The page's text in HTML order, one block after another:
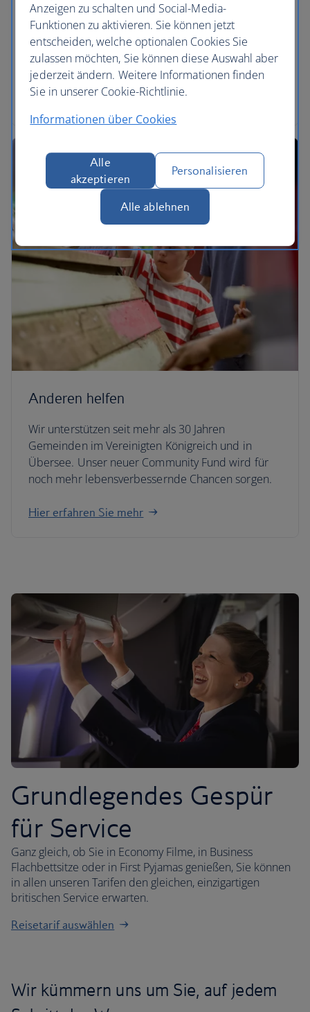
Nachhaltigkeit ist für uns ebenso wichtig wie für
Sie. Deshalb reduzieren wir Emissionen und Abfall,
investieren in Alternativen und ermöglichen Ihnen,
uns auf unserem Weg zu begleiten.
Anderen helfen
Wir unterstützen seit mehr als 30 Jahren
Gemeinden im Vereinigten Königreich und in
Übersee. Unser neuer Community Fund wird für
noch mehr lebensverbessernde Chancen sorgen.
Hier erfahren Sie mehr
Grundlegendes Gespür
für Service
Ganz gleich, ob Sie in Economy Filme, in Business
Flachbettsitze oder in First Pyjamas genießen, Sie können
in allen unseren Tarifen den gleichen, einzigartigen
britischen Service erwarten.
Reisetarif auswählen
Wir kümmern uns um Sie, auf jedem
Anzeigen zu schalten und Social-Media-
Funktionen zu aktivieren. Sie können jetzt
entscheiden, welche optionalen Cookies Sie
zulassen möchten, Sie können diese Auswahl aber
jederzeit ändern. Weitere Informationen finden
Sie in unserer Cookie-Richtlinie.
Informationen über Cookies
Alle
akzeptieren
Personalisieren
Alle ablehnen